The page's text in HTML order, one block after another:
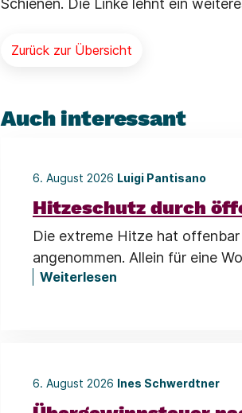
Schienen. Die Linke lehnt ein
Zurück zur Übersicht
Auch interessant
6. August 2026 Luigi Pantisano
Hitzeschutz durch
Die extreme Hitze hat
angenommen. Allein für eine
Weiterlesen
6. August 2026 Ines Schwerdtner